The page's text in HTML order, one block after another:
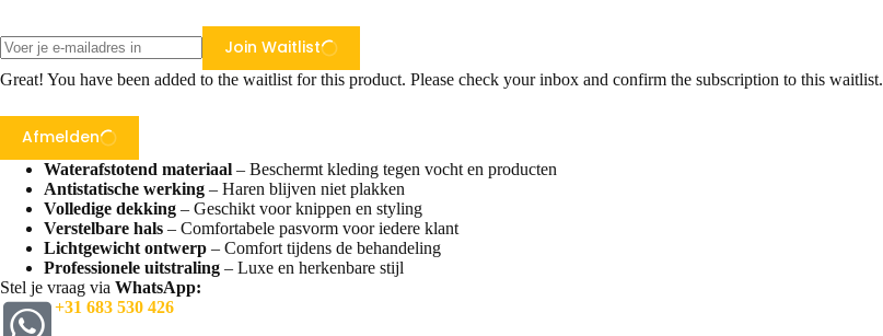
Join Waitlist
Great! You have been added to the waitlist for this product. Please check your inbox and confirm the subscription to this waitlist.
Afmelden
Waterafstotend materiaal – Beschermt kleding tegen vocht en producten
Antistatische werking – Haren blijven niet plakken
Volledige dekking – Geschikt voor knippen en styling
Verstelbare hals – Comfortabele pasvorm voor iedere klant
Lichtgewicht ontwerp – Comfort tijdens de behandeling
Professionele uitstraling – Luxe en herkenbare stijl
Stel je vraag via WhatsApp:
+31 683 530 426